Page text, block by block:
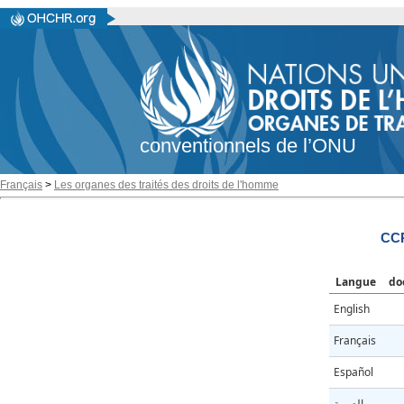
conventionnels de l’ONU
Français > Les organes des traités des droits de l'homme
Langue
English
Français
Español